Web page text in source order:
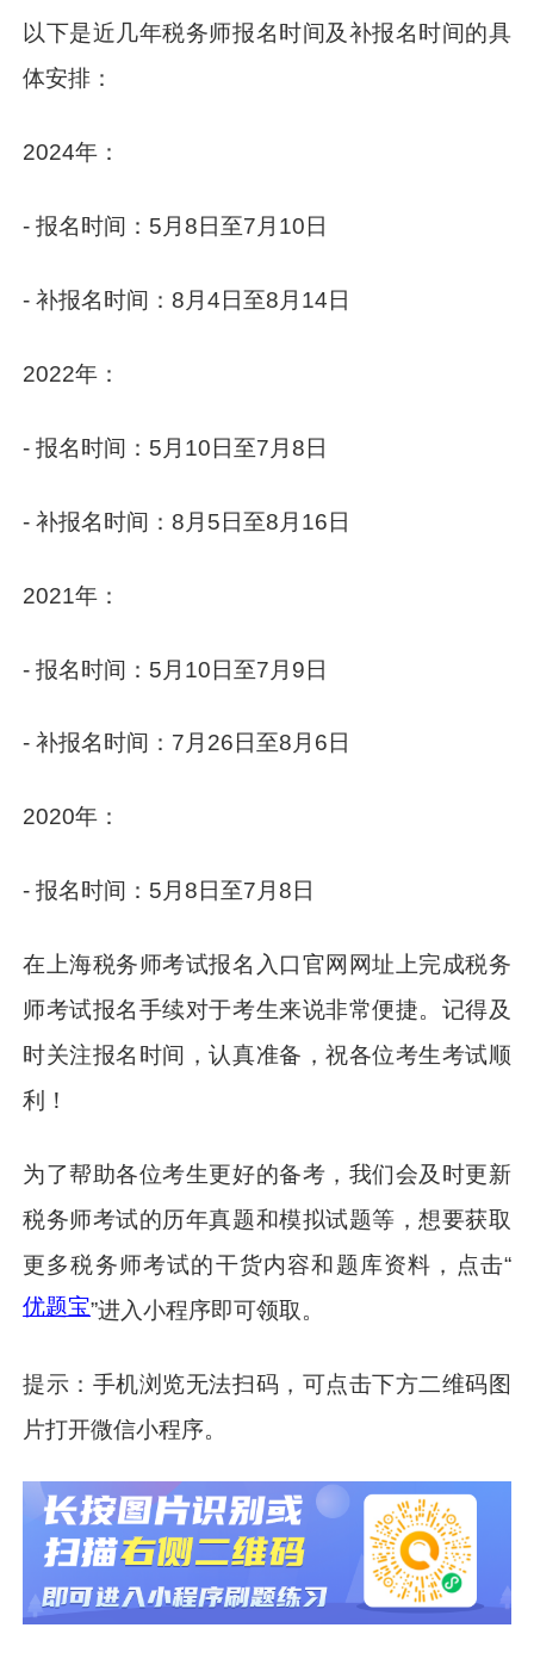
以下是近几年税务师报名时间及补报名时间的具
体安排：
2024年：
- 报名时间：5月8日至7月10日
- 补报名时间：8月4日至8月14日
2022年：
- 报名时间：5月10日至7月8日
- 补报名时间：8月5日至8月16日
2021年：
- 报名时间：5月10日至7月9日
- 补报名时间：7月26日至8月6日
2020年：
- 报名时间：5月8日至7月8日
在上海税务师考试报名入口官网网址上完成税务
师考试报名手续对于考生来说非常便捷。记得及
时关注报名时间，认真准备，祝各位考生考试顺
利！
为了帮助各位考生更好的备考，我们会及时更新
税务师考试的历年真题和模拟试题等，想要获取
更多税务师考试的干货内容和题库资料，点击“
优题宝”进入小程序即可领取。
提示：手机浏览无法扫码，可点击下方二维码图
片打开微信小程序。